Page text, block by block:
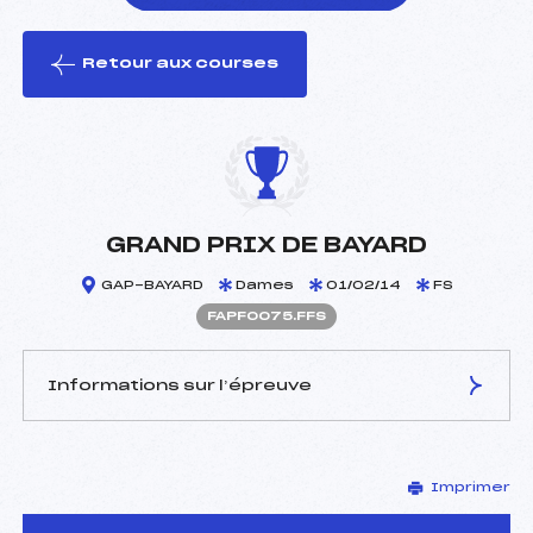
le ski
Retour aux courses
GRAND PRIX DE BAYARD
GAP-BAYARD Dames 01/02/14 FS
FAPF0075.FFS
Informations sur l’épreuve
BARBESIER NICOLAS
(AP)
Imprimer